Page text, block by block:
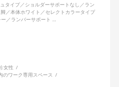
タイプ／ショルダーサポートなし／ラン
／本体ホワイト／セレクトカラータイプ
／ランバーサポート …
:女性
のワーク専用スペース